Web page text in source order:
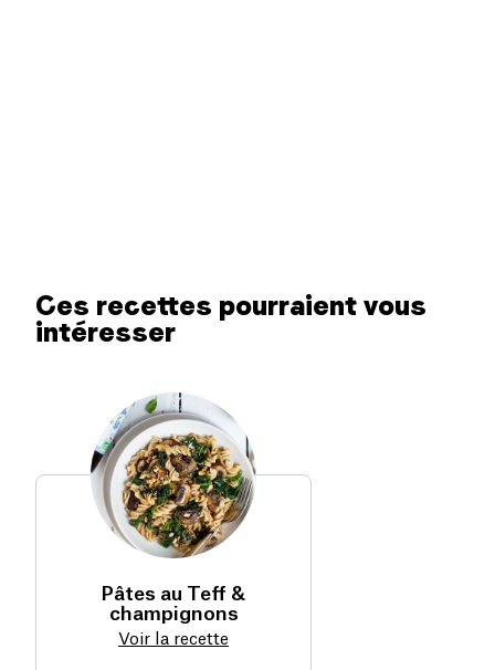
Ces recettes pourraient vous
intéresser
Pâtes au Teff &
champignons
Voir la recette